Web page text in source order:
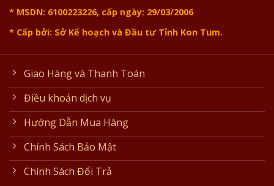
* MSDN: 6100223226, cấp ngày: 29/03/2006
* Cấp bởi: Sở Kế hoạch và Đầu tư Tỉnh Kon Tum.
Giao Hàng và Thanh Toán
Điều khoản dịch vụ
Hướng Dẫn Mua Hàng
Chính Sách Bảo Mật
Chính Sách Đổi Trả